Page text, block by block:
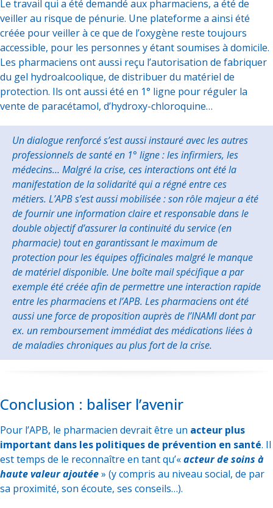
Le travail qui a été demandé aux pharmaciens, a été de
veiller au risque de pénurie. Une plateforme a ainsi été
créée pour veiller à ce que de l’oxygène reste toujours
accessible, pour les personnes y étant soumises à domicile.
Les pharmaciens ont aussi reçu l’autorisation de fabriquer
du gel hydroalcoolique, de distribuer du matériel de
protection. Ils ont aussi été en 1° ligne pour réguler la
vente de paracétamol, d’hydroxy-chloroquine…
Un dialogue renforcé s’est aussi instauré avec les autres
professionnels de santé en 1° ligne : les infirmiers, les
médecins… Malgré la crise, ces interactions ont été la
manifestation de la solidarité qui a régné entre ces
métiers. L’APB s’est aussi mobilisée : son rôle majeur a été
de fournir une information claire et responsable dans le
double objectif d’assurer la continuité du service (en
pharmacie) tout en garantissant le maximum de
protection pour les équipes officinales malgré le manque
de matériel disponible. Une boîte mail spécifique a par
exemple été créée afin de permettre une interaction rapide
entre les pharmaciens et l’APB. Les pharmaciens ont été
aussi une force de proposition auprès de l’INAMI dont par
ex. un remboursement immédiat des médications liées à
de maladies chroniques au plus fort de la crise.
Conclusion : baliser l’avenir
Pour l’APB, le pharmacien devrait être un acteur plus
important dans les politiques de prévention en santé. Il
est temps de le reconnaître en tant qu’«acteur de soins à
haute valeur ajoutée» (y compris au niveau social, de par
sa proximité, son écoute, ses conseils…).